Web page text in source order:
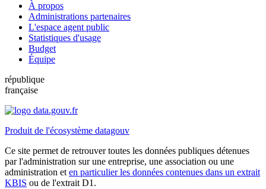
À propos
Administrations partenaires
L'espace agent public
Statistiques d'usage
Budget
Équipe
république
française
Produit de l'écosystème datagouv
Ce site permet de retrouver toutes les données publiques détenues
par l'administration sur une entreprise, une association ou une
administration et en particulier les données contenues dans un extrait
KBIS ou de l'extrait D1.